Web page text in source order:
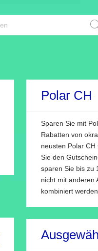
Polar CH
Sparen Sie mit
Rabatten von
neusten Polar
Sie den
sparen Sie bis zu
nicht mit anderen
kombiniert werden